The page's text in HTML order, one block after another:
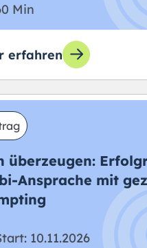
Min
erfahren
überzeugen:
Ansprache mit
10.11.2026